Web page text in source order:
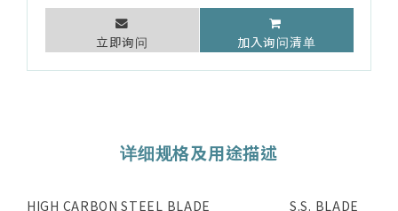
立即询问 加入询问清单
详细规格及用途描述
HIGH CARBON STEEL BLADE
S.S. BLADE